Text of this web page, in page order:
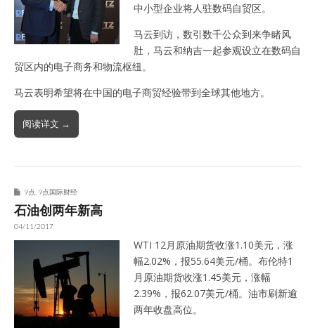
中小型企业将人驻数码自贸区。
马云到访，数引数千公众到来争睹风
肚，马云和纳吉一起参观设立在数码自
贸区内的电子商务和物流枢纽。
马云表明希望将在中国的电子商贸经验带到全球其他地方。
阅读详文 →
9点 9点国际财经
石油创两年新高
04/11/2017
WTI 12月原油期货收涨1.10美元，涨
幅2.02%，报55.64美元/桶。布伦特1
月原油期货收涨1.45美元，涨幅
2.39%，报62.07美元/桶。油市刷新逾
两年收盘高位。